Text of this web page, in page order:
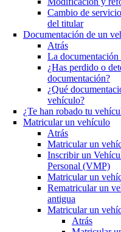
Cambio de
del titular
Documentación de un
Atrás
La
¿Has perdido o
documentación?
¿Qué
vehículo?
¿Te han robado tu
Matricular un vehículo
Atrás
Matricular un
Inscribir un
Personal (VMP)
Matricular un
Rematricular un
antigua
Matricular un
Atrás